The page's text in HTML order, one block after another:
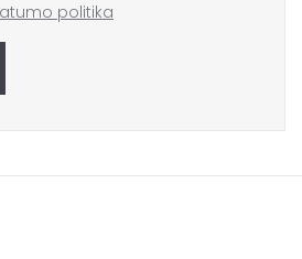
politika